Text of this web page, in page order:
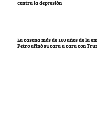
contra la depresión
La casona más de 100 años de la
Petro afinó su cara a cara con